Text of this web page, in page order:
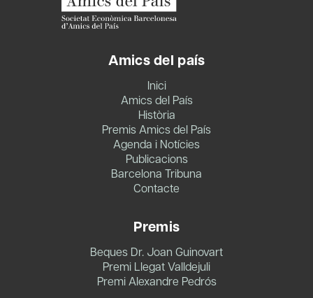
Amics del país
Inici
Amics del País
Història
Premis Amics del País
Agenda i Notícies
Publicacions
Barcelona Tribuna
Contacte
Premis
Beques Dr. Joan Guinovart
Premi Llegat Valldejuli
Premi Alexandre Pedrós